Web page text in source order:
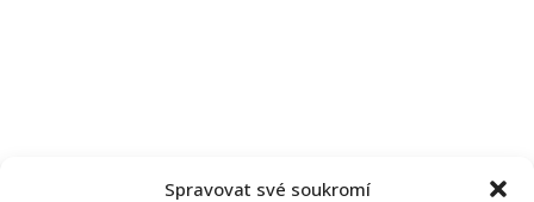
Spravovat své soukromí